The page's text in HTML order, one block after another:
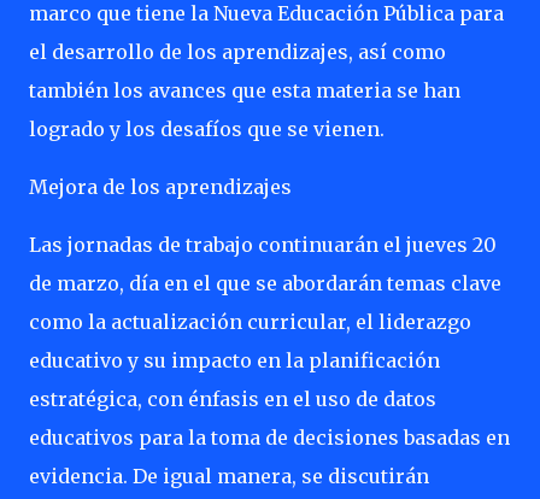
marco que tiene la Nueva Educación Pública para
el desarrollo de los aprendizajes, así como
también los avances que esta materia se han
logrado y los desafíos que se vienen.
Mejora de los aprendizajes
Las jornadas de trabajo continuarán el jueves 20
de marzo, día en el que se abordarán temas clave
como la actualización curricular, el liderazgo
educativo y su impacto en la planificación
estratégica, con énfasis en el uso de datos
educativos para la toma de decisiones basadas en
evidencia. De igual manera, se discutirán